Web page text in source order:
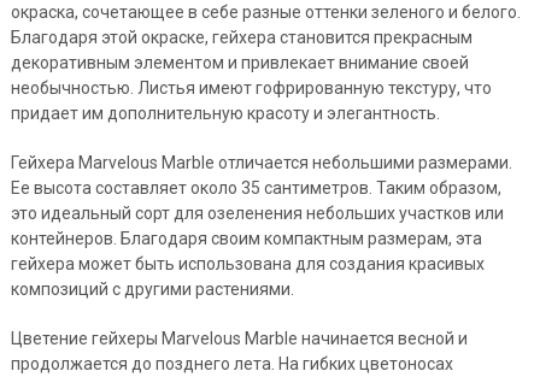
окраска, сочетающее в себе разные оттенки зеленого и белого.
Благодаря этой окраске, гейхера становится прекрасным
декоративным элементом и привлекает внимание своей
необычностью. Листья имеют гофрированную текстуру, что
придает им дополнительную красоту и элегантность.
Гейхера Marvelous Marble отличается небольшими размерами.
Ее высота составляет около 35 сантиметров. Таким образом,
это идеальный сорт для озеленения небольших участков или
контейнеров. Благодаря своим компактным размерам, эта
гейхера может быть использована для создания красивых
композиций с другими растениями.
Цветение гейхеры Marvelous Marble начинается весной и
продолжается до позднего лета. На гибких цветоносах